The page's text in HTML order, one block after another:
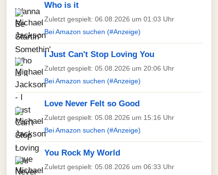
Who is it
Zuletzt gespielt: 06.08.2026 um 01:03 Uhr
Bei Amazon suchen (#Anzeige)
I Just Can't Stop Loving You
Zuletzt gespielt: 05.08.2026 um 20:06 Uhr
Bei Amazon suchen (#Anzeige)
Love Never Felt so Good
Zuletzt gespielt: 05.08.2026 um 15:16 Uhr
Bei Amazon suchen (#Anzeige)
You Rock My World
Zuletzt gespielt: 05.08.2026 um 06:33 Uhr